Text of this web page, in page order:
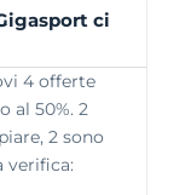
ci
4 offerte
al 50%. 2
2 sono
verifica: